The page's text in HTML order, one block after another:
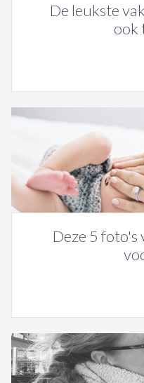
De leukste
ook
Deze 5 foto's